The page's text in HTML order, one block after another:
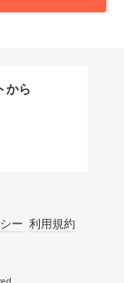
から
ー 利用規約